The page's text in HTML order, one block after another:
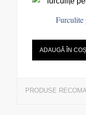
Furculite
ADAUGĂ ÎN COȘ
PRODUSE